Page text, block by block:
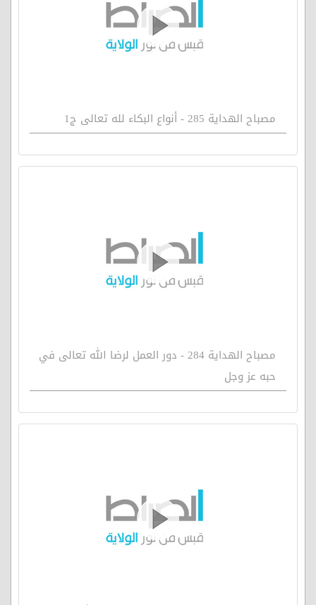
مصباح الهداية 285 - أنواع البكاء لله تعالى ج1
مصباح الهداية 284 - دور العمل لرضا الله تعالى في
حبه عز وجل